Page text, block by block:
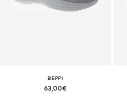
BEPPI
63,00€